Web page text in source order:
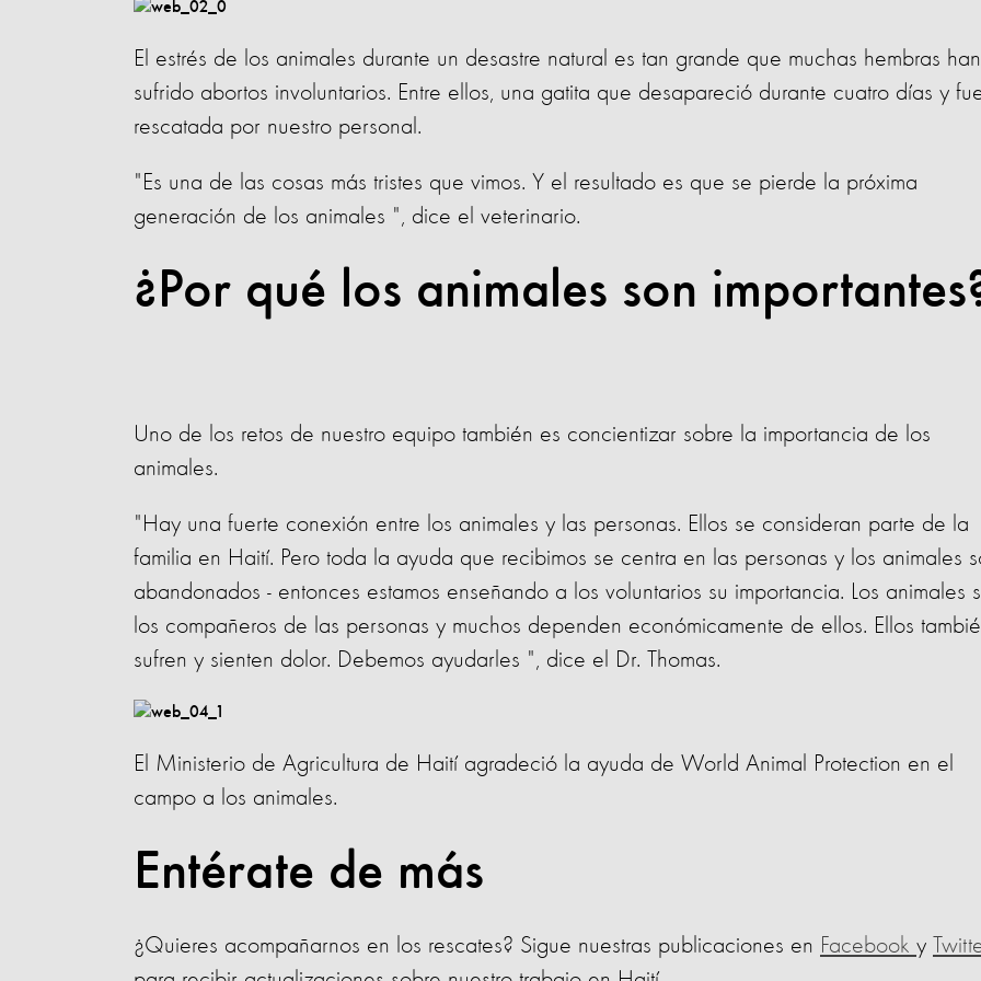
El estrés de los animales durante un desastre natural es tan grande que muchas hembras han
sufrido abortos involuntarios. Entre ellos, una gatita que desapareció durante cuatro días y
rescatada por nuestro personal.
"Es una de las cosas más tristes que vimos. Y el resultado es que se pierde la próxima
generación de los animales ", dice el veterinario.
¿Por qué los animales son
Uno de los retos de nuestro equipo también es concientizar sobre la importancia de los
animales.
"Hay una fuerte conexión entre los animales y las personas. Ellos se consideran parte de la
familia en Haití. Pero toda la ayuda que recibimos se centra en las personas y los animales
abandonados - entonces estamos enseñando a los voluntarios su importancia. Los animales
los compañeros de las personas y muchos dependen económicamente de ellos. Ellos
sufren y sienten dolor. Debemos ayudarles ", dice el Dr. Thomas.
El Ministerio de Agricultura de Haití agradeció la ayuda de World Animal Protection en el
campo a los animales.
Entérate de más
¿Quieres acompañarnos en los rescates? Sigue nuestras publicaciones en Facebook y